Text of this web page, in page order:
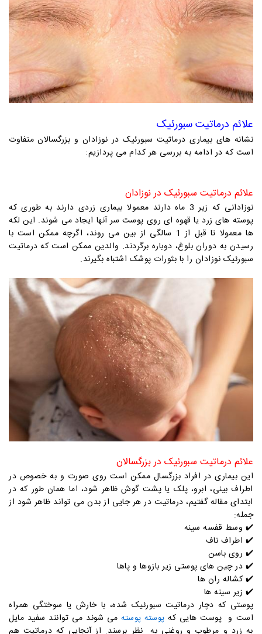
علائم درماتیت سبورئیک
نشانه های بیماری درماتیت سبورئیک در نوزادان و بزرگسالان متفاوت
است که در ادامه به بررسی هر کدام می پردازیم:
علائم درماتیت سبورئیک در نوزادان
نوزادانی که زیر 3 ماه دارند معمولا بیماری زردی دارند به طوری که
پوسته های زرد یا قهوه ای روی پوست سر آنها ایجاد می شوند. این لکه
ها معمولا تا قبل از 1 سالگی از بین می روند، اگرچه ممکن است با
رسیدن به دوران بلوغ، دوباره برگردند. والدین ممکن است که درماتیت
سبورئیک نوزادان را با بثورات پوشک اشتباه بگیرند.
علائم درماتیت سبورئیک در بزرگسالان
این بیماری در افراد بزرگسال ممکن است روی صورت و به خصوص در
اطراف بینی، ابرو، پلک یا پشت گوش ظاهر شود، اما همان طور که در
ابتدای مقاله گفتیم، درماتیت در هر جایی از بدن می تواند ظاهر شود از
جمله:
✔️ وسط قفسه سینه
✔️ اطراف ناف
✔️ روی باسن
✔️ در چین های پوستی زیر بازوها و پاها
✔️ کشاله ران ها
✔️ زیر سینه ها
پوستی که دچار درماتیت سبورئیک شده، با خارش یا سوختگی همراه
است و پوست هایی که پوسته پوستهمی شوند می توانند سفید مایل
به زرد و مرطوب و روغنی به نظر برسند. از آنجایی که درماتیت هم